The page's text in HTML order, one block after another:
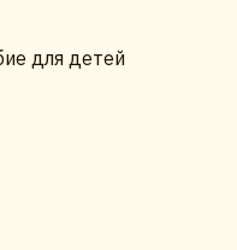
для детей